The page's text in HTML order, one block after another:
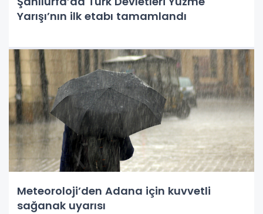
Yarışı’nın ilk etabı tamamlandı
Meteoroloji’den Adana için kuvvetli
sağanak uyarısı